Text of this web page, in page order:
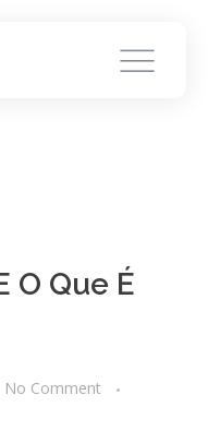
O Que É
No Comment